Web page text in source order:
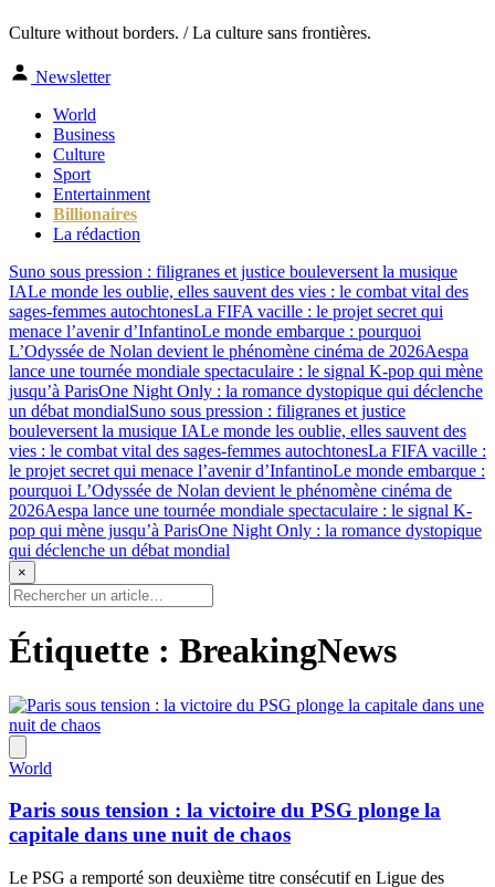
Culture without borders. / La culture sans frontières.
Newsletter
World
Business
Culture
Sport
Entertainment
Billionaires
La rédaction
Suno sous pression : filigranes et justice bouleversent la musique
IALe monde les oublie, elles sauvent des vies : le combat vital des
sages-femmes autochtonesLa FIFA vacille : le projet secret qui
menace l’avenir d’InfantinoLe monde embarque : pourquoi
L’Odyssée de Nolan devient le phénomène cinéma de 2026Aespa
lance une tournée mondiale spectaculaire : le signal K-pop qui mène
jusqu’à ParisOne Night Only : la romance dystopique qui déclenche
un débat mondialSuno sous pression : filigranes et justice
bouleversent la musique IALe monde les oublie, elles sauvent des
vies : le combat vital des sages-femmes autochtonesLa FIFA vacille :
le projet secret qui menace l’avenir d’InfantinoLe monde embarque :
pourquoi L’Odyssée de Nolan devient le phénomène cinéma de
2026Aespa lance une tournée mondiale spectaculaire : le signal K-
pop qui mène jusqu’à ParisOne Night Only : la romance dystopique
qui déclenche un débat mondial
×
Étiquette : BreakingNews
World
Paris sous tension : la victoire du PSG plonge la
capitale dans une nuit de chaos
Le PSG a remporté son deuxième titre consécutif en Ligue des